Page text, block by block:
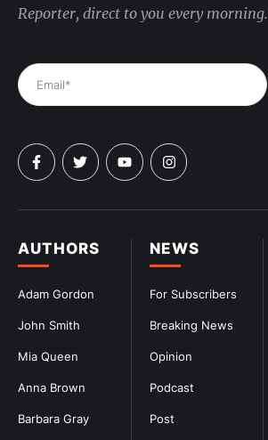
NEWS
For Subscribers
Breaking News
Opinion
Podcast
Post
AUTHORS
Adam Gordon
John Smith
Mia Queen
Anna Brown
Barbara Gray
Reporter, direct to you every morning.